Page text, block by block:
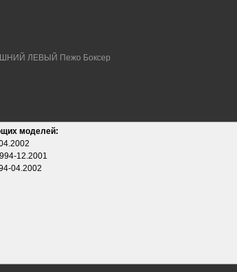
моделей:
12.2001
04.2002